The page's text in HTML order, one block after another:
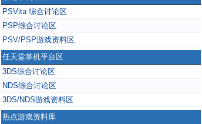
PSVita 综合讨论区
PSP综合讨论区
PSV/PSP游戏资料区
任天堂掌机平台区
3DS综合讨论区
NDS综合讨论区
3DS/NDS游戏资料区
热点游戏资料库